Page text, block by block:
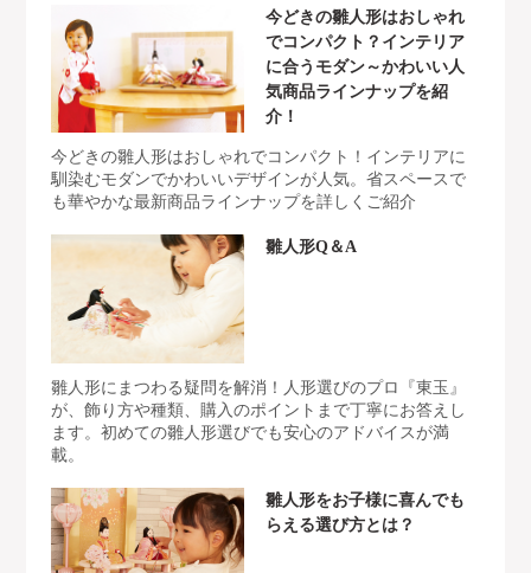
今どきの雛人形はおしゃれ
でコンパクト？インテリア
に合うモダン～かわいい人
気商品ラインナップを紹
介！
今どきの雛人形はおしゃれでコンパクト！インテリアに
馴染むモダンでかわいいデザインが人気。省スペースで
も華やかな最新商品ラインナップを詳しくご紹介
雛人形Q＆A
雛人形にまつわる疑問を解消！人形選びのプロ『東玉』
が、飾り方や種類、購入のポイントまで丁寧にお答えし
ます。初めての雛人形選びでも安心のアドバイスが満
載。
雛人形をお子様に喜んでも
らえる選び方とは？